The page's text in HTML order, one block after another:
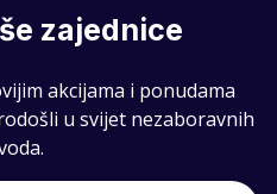
zajednice
akcijama i ponudama
u svijet nezaboravnih